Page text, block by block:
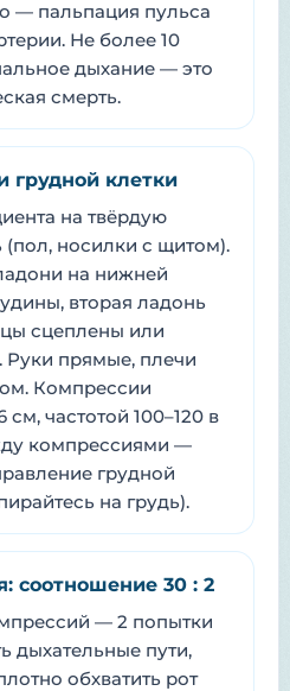
— пальпация пульса
Не более 10
дыхание — это
смерть.
грудной клетки
на твёрдую
(пол, носилки с щитом).
на нижней
вторая ладонь
сцеплены или
Руки прямые, плечи
Компрессии
см, частотой 100–120 в
компрессиями —
грудной
на грудь).
соотношение 30 : 2
— 2 попытки
дыхательные пути,
обхватить рот